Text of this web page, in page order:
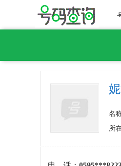
名
所